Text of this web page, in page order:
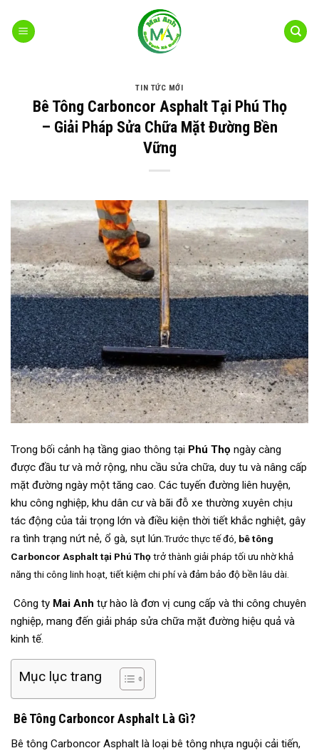
qua
TIN TỨC MỚI
Bê Tông Carboncor Asphalt Tại Phú Thọ
– Giải Pháp Sửa Chữa Mặt Đường Bền
Vững
Trong bối cảnh hạ tầng giao thông tại Phú Thọ ngày càng
được đầu tư và mở rộng, nhu cầu sửa chữa, duy tu và nâng cấp
mặt đường ngày một tăng cao. Các tuyến đường liên huyện,
khu công nghiệp, khu dân cư và bãi đỗ xe thường xuyên chịu
tác động của tải trọng lớn và điều kiện thời tiết khắc nghiệt, gây
ra tình trạng nứt nẻ, ổ gà, sụt lún.Trước thực tế đó, bê tông
Carboncor Asphalt tại Phú Thọtrở thành giải pháp tối ưu nhờ khả
năng thi công linh hoạt, tiết kiệm chi phí và đảm bảo độ bền lâu dài.
Công ty Mai Anh tự hào là đơn vị cung cấp và thi công chuyên
nghiệp, mang đến giải pháp sửa chữa mặt đường hiệu quả và
kinh tế.
Mục lục trang
Bê Tông Carboncor Asphalt Là Gì?
Bê tông Carboncor Asphalt là loại bê tông nhựa nguội cải tiến,